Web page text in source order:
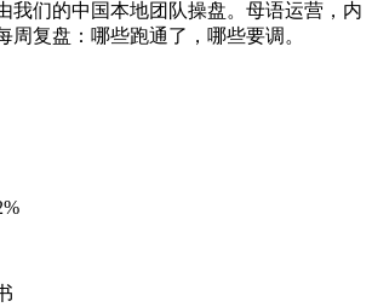
我们的中国本地团队操盘。母语运营，内
周复盘：哪些跑通了，哪些要调。